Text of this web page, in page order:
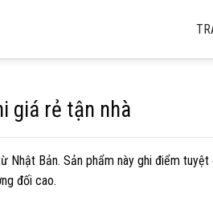
giá rẻ tận nhà
Bản. Sản phẩm này ghi điểm
đối cao.